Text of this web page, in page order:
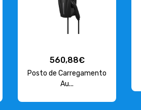
560,88€
Posto de Carregamento
Au...